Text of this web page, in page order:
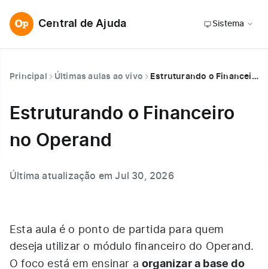
Central de Ajuda Sistema
Principal Últimas aulas ao vivo Estruturando o Financeiro no Operand
Estruturando o Financeiro
no Operand
Última atualização em Jul 30, 2026
Esta aula é o ponto de partida para quem
deseja utilizar o módulo financeiro do Operand.
O foco está em ensinar a organizar a base do